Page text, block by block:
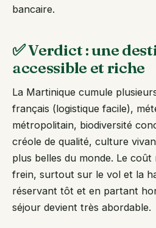
bancaire.
✅ Verdict : une
accessible et riche
La Martinique cumule
français (logistique facile),
métropolitain, biodiversité
créole de qualité, culture
plus belles du monde. Le
frein, surtout sur le vol et la
réservant tôt et en partant
séjour devient très abordable.